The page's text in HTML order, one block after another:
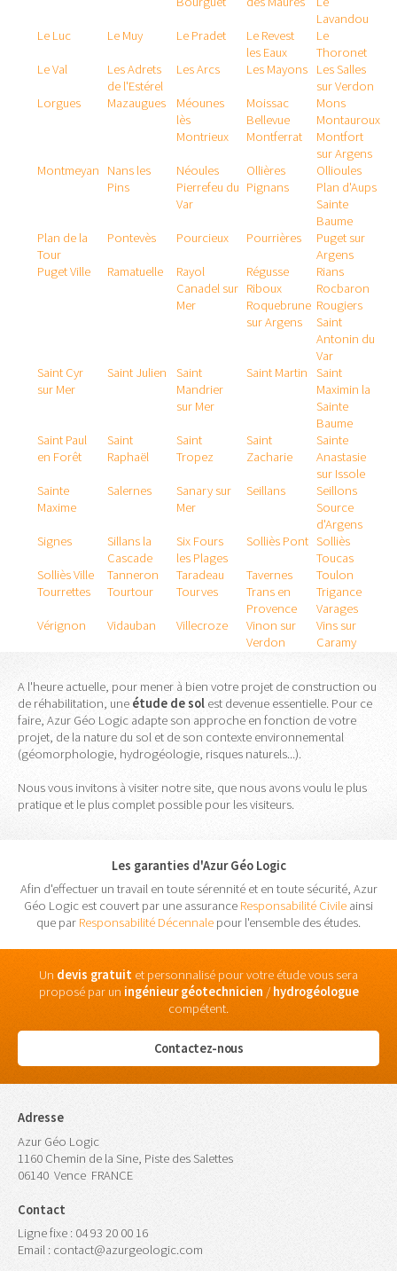
Lavandou
Le Luc
Le Muy Le Pradet
Le Revest
les Eaux
Le
Thoronet
Le Val
Les Adrets
de l'Estérel
Les Arcs Les Mayons
Les Salles
sur Verdon
Lorgues
Mazaugues
Méounes
lès
Montrieux
Moissac
Bellevue
Mons
Montauroux
Montferrat
Montfort
sur Argens
Montmeyan
Nans les
Pins
Néoules Ollières
Ollioules
Pierrefeu du
Var
Pignans
Plan d'Aups
Sainte
Baume
Plan de la
Tour
Pontevès Pourcieux Pourrières
Puget sur
Argens
Puget Ville
Ramatuelle
Rayol
Canadel sur
Mer
Régusse
Rians
Riboux
Rocbaron
Roquebrune
sur Argens
Rougiers
Saint
Antonin du
Var
Saint Cyr
sur Mer
Saint Julien
Saint
Mandrier
sur Mer
Saint Martin
Saint
Maximin la
Sainte
Baume
Saint Paul
en Forêt
Saint
Raphaël
Saint
Tropez
Saint
Zacharie
Sainte
Anastasie
sur Issole
Sainte
Maxime
Salernes
Sanary sur
Mer
Seillans
Seillons
Source
d'Argens
Signes
Sillans la
Cascade
Six Fours
les Plages
Solliès Pont Solliès
Toucas
Solliès Ville
Tanneron Taradeau Tavernes
Toulon
Tourrettes
Tourtour Tourves
Trans en
Provence
Trigance
Varages
Vérignon
Vidauban Villecroze
Vinon sur
Verdon
Vins sur
Caramy
A l'heure actuelle, pour mener à bien votre projet de construction ou
de réhabilitation, une étude desol est devenue essentielle. Pour ce
faire, Azur Géo Logic adapte son approche en fonction de votre
projet, de la nature du sol et de son contexte environnemental
(géomorphologie, hydrogéologie, risques naturels...).
Nous vous invitons à visiter notre site, que nous avons voulu le plus
pratique et le plus complet possible pour les visiteurs.
Les garanties d'Azur Géo Logic
Afin d'effectuer un travail en toute sérennité et en toute sécurité, Azur
Géo Logic est couvert par une assurance Responsabilité Civile ainsi
que par Responsabilité Décennale pour l'ensemble des études.
Un devis gratuit et personnalisé pour votre étude vous sera
proposé par un ingénieur géotechnicien / hydrogéologue
compétent.
Contactez-nous
Adresse
Azur Géo Logic
1160 Chemin de la Sine, Piste des Salettes
06140 Vence FRANCE
Contact
Ligne fixe : 04 93 20 00 16
Email : contact@azurgeologic.com